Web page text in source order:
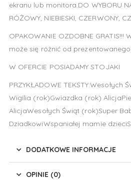
ekranu lub monitora.DO WYBORU
RÓŻOWY, NIEBIESKI, CZERWONY,
OPAKOWANIE OZDOBNE
może się różnić od
W OFERCIE POSIADAMY STOJAKI
PRZYKŁADOWE TEKSTY:Wesołych
Wigilia (rok)Gwiazdka (rok)
AlicjaWesołych Świąt (rok)Super
DziadkowiWspaniałej mamie
DODATKOWE INFORMACJE
OPINIE (0)